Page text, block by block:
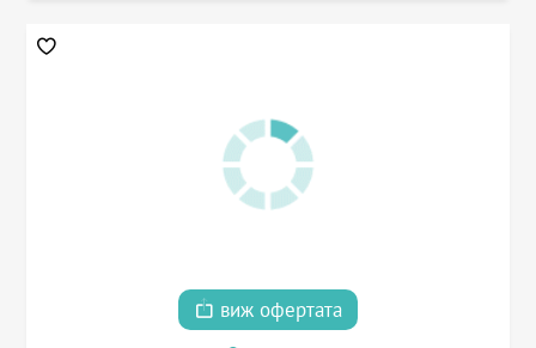
виж офертата